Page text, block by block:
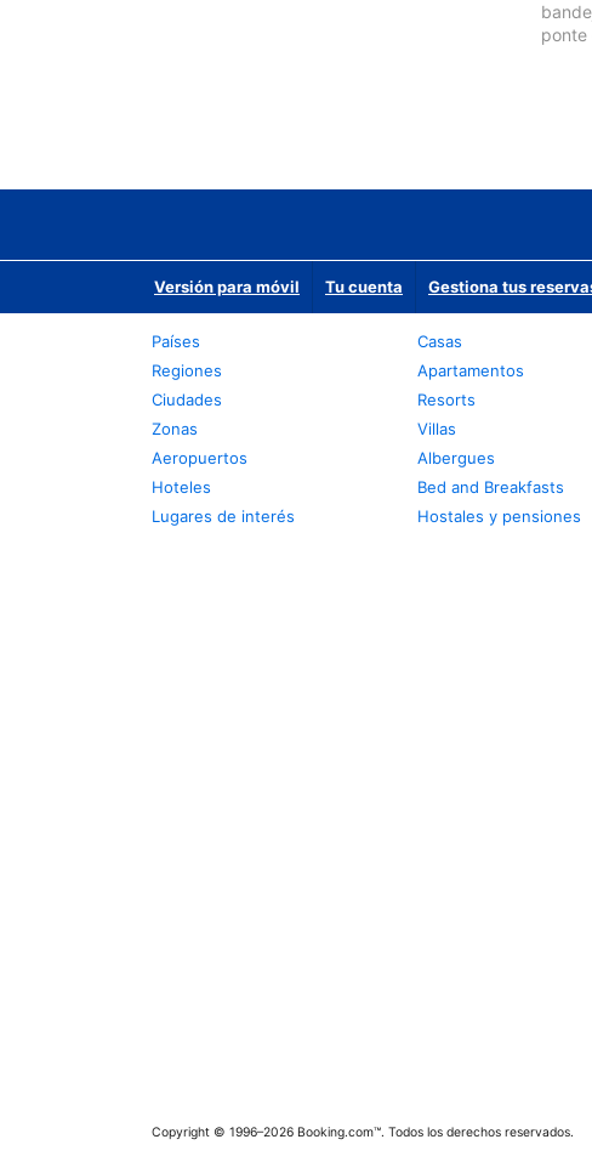
ponte
Versión para móvil Tu cuenta Gestiona tus
Países
Regiones
Ciudades
Zonas
Aeropuertos
Hoteles
Lugares de interés
Casas
Apartamentos
Resorts
Villas
Albergues
Bed and Breakfasts
Hostales y pensiones
Copyright © 1996–2026 Booking.com™. Todos los derechos reservados.